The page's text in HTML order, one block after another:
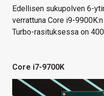
Edellisen sukupolven 6-
verrattuna Core i9-
Turbo-rasituksessa on
Core i7-9700K